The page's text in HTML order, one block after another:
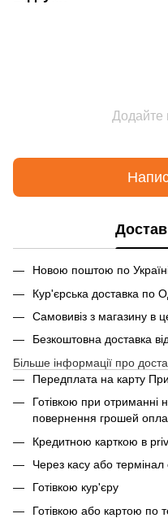
Додайте
Новою поштою по
Кур'єрська доставка по
Самовивіз з магазину в
Безкоштовна доставка
Більше інформації про
Передплата на карту
Готівкою при отриманні
повернення грошей
Кредитною карткою в
Через касу або
Готівкою кур'єру
Готівкою або картою по